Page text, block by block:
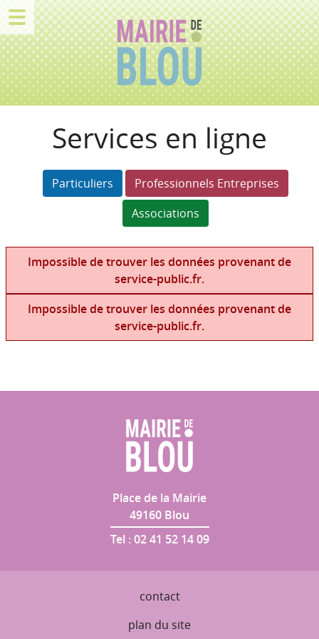
Services en ligne
Particuliers
Professionnels Entreprises
Associations
Impossible de trouver les données provenant de
service-public.fr.
Impossible de trouver les données provenant de
service-public.fr.
Place de la Mairie
49160 Blou
Tel : 02 41 52 14 09
contact
plan du site